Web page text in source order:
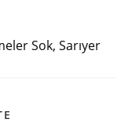
Sok, Sarıyer